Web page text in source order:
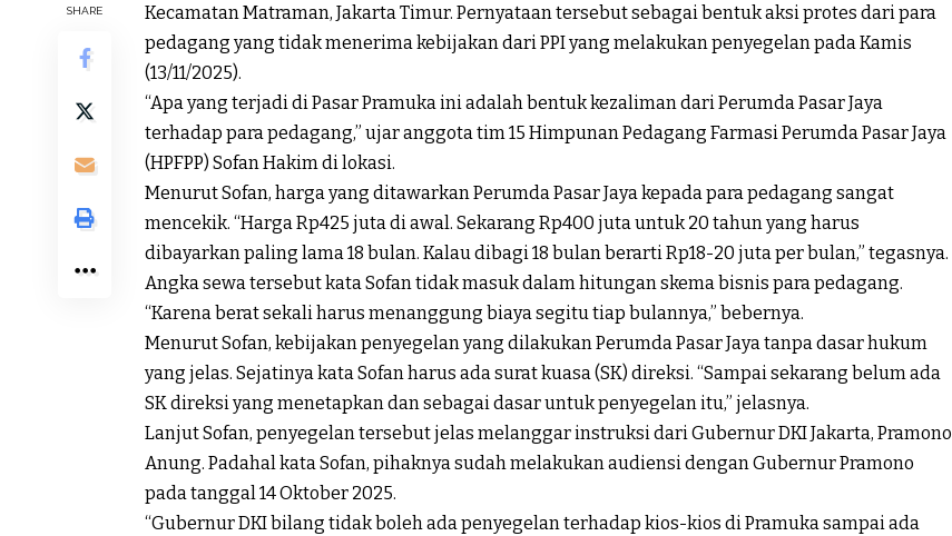
SHARE
Kecamatan Matraman, Jakarta Timur. Pernyataan tersebut sebagai bentuk aksi protes dari para
pedagang yang tidak menerima kebijakan dari PPI yang melakukan penyegelan pada Kamis
(13/11/2025).
“Apa yang terjadi di Pasar Pramuka ini adalah bentuk kezaliman dari Perumda Pasar Jaya
terhadap para pedagang,” ujar anggota tim 15 Himpunan Pedagang Farmasi Perumda Pasar Jaya
(HPFPP) Sofan Hakim di lokasi.
Menurut Sofan, harga yang ditawarkan Perumda Pasar Jaya kepada para pedagang sangat
mencekik. “Harga Rp425 juta di awal. Sekarang Rp400 juta untuk 20 tahun yang harus
dibayarkan paling lama 18 bulan. Kalau dibagi 18 bulan berarti Rp18-20 juta per bulan,” tegasnya.
Angka sewa tersebut kata Sofan tidak masuk dalam hitungan skema bisnis para pedagang.
“Karena berat sekali harus menanggung biaya segitu tiap bulannya,” bebernya.
Menurut Sofan, kebijakan penyegelan yang dilakukan Perumda Pasar Jaya tanpa dasar hukum
yang jelas. Sejatinya kata Sofan harus ada surat kuasa (SK) direksi. “Sampai sekarang belum ada
SK direksi yang menetapkan dan sebagai dasar untuk penyegelan itu,” jelasnya.
Lanjut Sofan, penyegelan tersebut jelas melanggar instruksi dari Gubernur DKI Jakarta, Pramono
Anung. Padahal kata Sofan, pihaknya sudah melakukan audiensi dengan Gubernur Pramono
pada tanggal 14 Oktober 2025.
“Gubernur DKI bilang tidak boleh ada penyegelan terhadap kios-kios di Pramuka sampai ada